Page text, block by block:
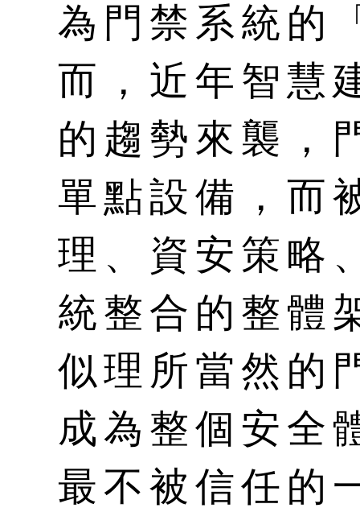
為門禁系統的
而，近年智慧
的趨勢來襲，
單點設備，而
理、資安策略
統整合的整體
似理所當然的
成為整個安全
最不被信任的